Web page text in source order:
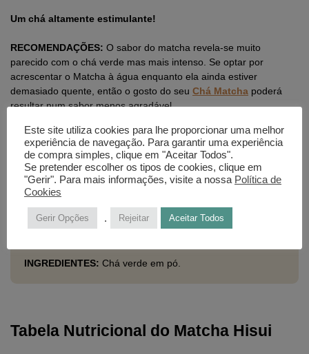
Um chá altamente estimulante!
RECOMENDAÇÕES: O sabor do matcha revela-se muito
parecido com o chá verde mas mais intenso. Se optar por
acrescentar o Matcha à água enquanto ela ainda estiver
demasiado quente, então o gosto do seu Chá Matcha poderá
resultar num sabor menos agradável.
PREPARAÇÃO:
1. Despeje o conteúdo de uma saqueta num copo ouChawan.
2. Adicione 200ml de água quente a 80ºc.
3. Mexa bem com um Chasenaté ficar homogéneo e espumoso.
4. E está pronto a servir!
ORIGEM:Japão (província de Shizuoka).
INGREDIENTES: Chá verde em pó.
Tabela Nutricional do Matcha Hisui
Este site utiliza cookies para lhe proporcionar uma melhor
experiência de navegação. Para garantir uma experiência
de compra simples, clique em "Aceitar Todos".
Se pretender escolher os tipos de cookies, clique em
"Gerir". Para mais informações, visite a nossa Política de
Cookies
Gerir Opções . Rejeitar Aceitar Todos